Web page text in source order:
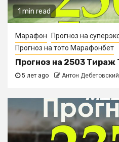
1 min read
Марафон
Прогноз на
Прогноз на тото Марафонбет
Прогноз на 2503
5 лет ago Антон Дебетовский